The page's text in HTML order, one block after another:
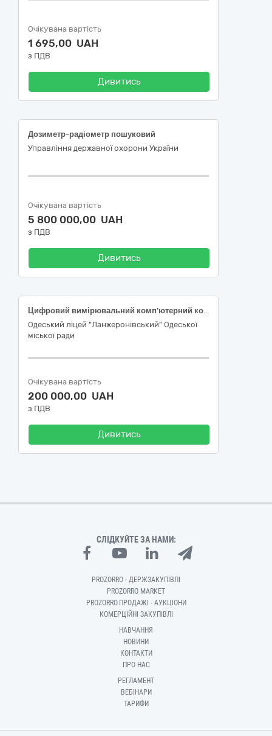
Очікувана вартість
1 695,00 UAH
з ПДВ
Дивитись
Дозиметр-радіометр пошуковий
Управління державної охорони України
Очікувана вартість
5 800 000,00 UAH
з ПДВ
Дивитись
Цифровий вимірювальний комп’ютерний комплекс для STEM кабінету універсальний
Одеський ліцей "Ланжеронівський" Одеської
міської ради
Очікувана вартість
200 000,00 UAH
з ПДВ
Дивитись
СЛІДКУЙТЕ ЗА НАМИ:
PROZORRO - ДЕРЖЗАКУПІВЛІ
PROZORRO MARKET
PROZORRO.ПРОДАЖІ - АУКЦІОНИ
КОМЕРЦІЙНІ ЗАКУПІВЛІ
НАВЧАННЯ
НОВИНИ
КОНТАКТИ
ПРО НАС
РЕГЛАМЕНТ
ВЕБІНАРИ
ТАРИФИ